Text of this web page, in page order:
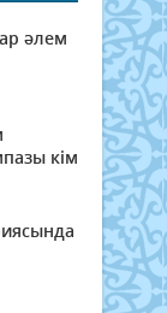
әлем
кім